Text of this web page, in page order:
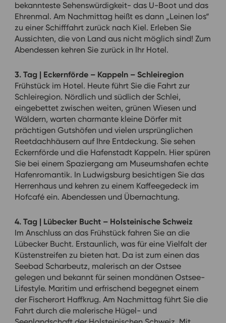
bekannteste Sehenswürdigkeit- das U-Boot und das
Ehrenmal. Am Nachmittag heißt es dann „Leinen los“
zu einer Schifffahrt zurück nach Kiel. Erleben Sie
Aussichten, die von Land aus nicht möglich sind! Zum
Abendessen kehren Sie zurück in Ihr Hotel.
3. Tag | Eckernförde – Kappeln – Schleiregion
Frühstück im Hotel. Heute führt Sie die Fahrt zur
Schleiregion. Nördlich und südlich der Schlei,
eingebettet zwischen weiten, grünen Wiesen und
Wäldern, warten charmante kleine Dörfer mit
prächtigen Gutshöfen und vielen ursprünglichen
Reetdachhäusern auf Ihre Entdeckung. Sie sehen
Eckernförde und die Hafenstadt Kappeln. Hier spüren
Sie bei einem Spaziergang am Museumshafen echte
Hafenromantik. In Ludwigsburg besichtigen Sie das
Herrenhaus und kehren zu einem Kaffeegedeck im
Hofcafé ein. Abendessen und Übernachtung.
4. Tag | Lübecker Bucht – Holsteinische Schweiz
Im Anschluss an das Frühstück fahren Sie an die
Lübecker Bucht. Erstaunlich, was für eine Vielfalt der
Küstenstreifen zu bieten hat. Da ist zum einen das
Seebad Scharbeutz, malerisch an der Ostsee
gelegen und bekannt für seinen mondänen Ostsee-
Lifestyle. Maritim und erfrischend begegnet einem
der Fischerort Haffkrug. Am Nachmittag führt Sie die
Fahrt durch die malerische Hügel- und